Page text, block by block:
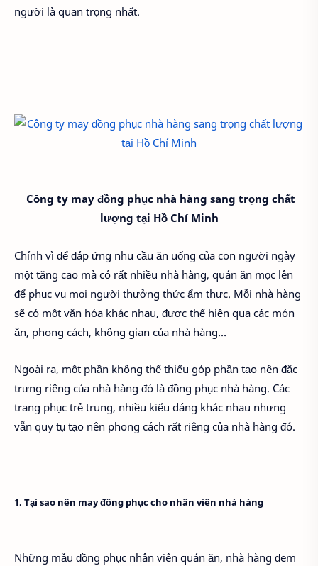
người là quan trọng nhất.
Công ty may đồng phục nhà hàng sang trọng chất
lượng tại Hồ Chí Minh
Chính vì để đáp ứng nhu cầu ăn uống của con người ngày
một tăng cao mà có rất nhiều nhà hàng, quán ăn mọc lên
để phục vụ mọi người thưởng thức ẩm thực. Mỗi nhà hàng
sẽ có một văn hóa khác nhau, được thể hiện qua các món
ăn, phong cách, không gian của nhà hàng…
Ngoài ra, một phần không thể thiếu góp phần tạo nên đặc
trưng riêng của nhà hàng đó là đồng phục nhà hàng. Các
trang phục trẻ trung, nhiều kiểu dáng khác nhau nhưng
vẫn quy tụ tạo nên phong cách rất riêng của nhà hàng đó.
1. Tại sao nên may đồng phục cho nhân viên nhà hàng
Những mẫu đồng phục nhân viên quán ăn, nhà hàng đem